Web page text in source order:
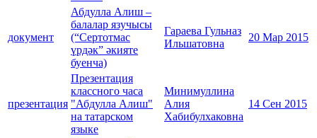
документ
Абдулла Алиш –
балалар язучысы
(“Сертотмас
үрдәк” әкияте
буенча)
Гараева Гульназ
Ильшатовна
20 Мар 2015
презентация
Презентация
классного часа
"Абдулла Алиш"
на татарском
языке
Минимуллина
Алия
Хабибулхаковна
14 Сен 2015